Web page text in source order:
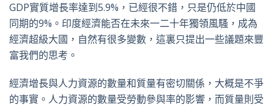
GDP實質增長率達到5.9%，已經很不錯，只是仍低於中國
同期的9%。印度經濟能否在未來一二十年獨領風騷，成為
經濟超級大國，自然有很多變數，這裏只提出一些議題來豐
富我們的思考。
經濟增長與人力資源的數量和質量有密切關係，大概是不爭
的事實。人力資源的數量受勞動參與率的影響，而質量則受